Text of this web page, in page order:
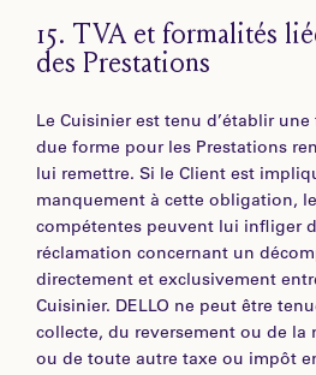
15. TVA et formalités
des Prestations
Le Cuisinier est tenu d’établir
due forme pour les Prestations
lui remettre. Si le Client est
manquement à cette obligation,
compétentes peuvent lui infliger
réclamation concernant un
directement et exclusivement
Cuisinier. DELLO ne peut être
collecte, du reversement ou de la
ou de toute autre taxe ou impôt